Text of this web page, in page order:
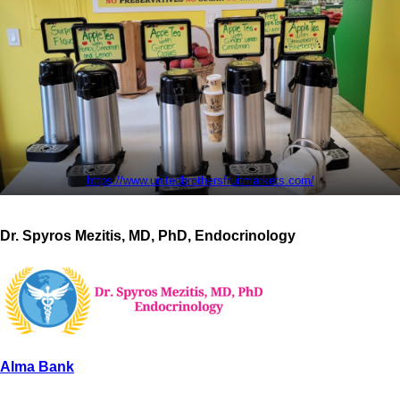
https://www.unitedbrothersfruitmarkets.com/
Dr. Spyros Mezitis, MD, PhD, Endocrinology
Alma Bank